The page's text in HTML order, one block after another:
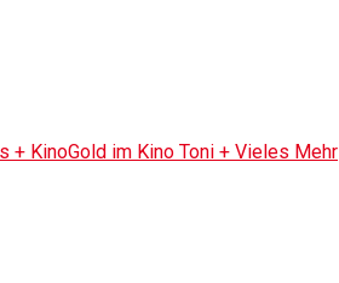
+ KinoGold im Kino Toni + Vieles Mehr